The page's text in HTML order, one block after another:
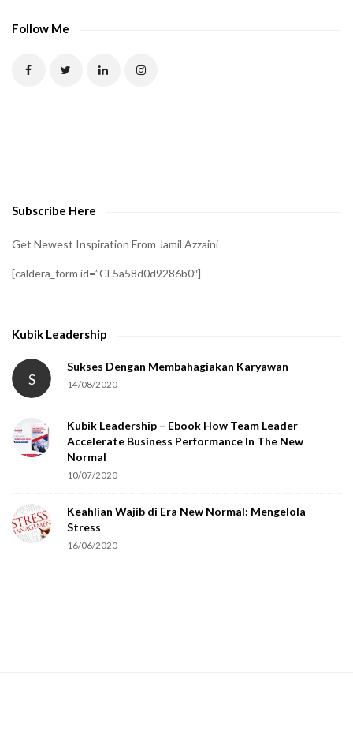
Follow Me
Subscribe Here
Get Newest Inspiration From Jamil Azzaini
[caldera_form id=”CF5a58d0d9286b0″]
Kubik Leadership
S
Sukses Dengan Membahagiakan Karyawan
14/08/2020
Kubik Leadership – Ebook How Team Leader
Accelerate Business Performance In The New
Normal
10/07/2020
Keahlian Wajib di Era New Normal: Mengelola
Stress
16/06/2020